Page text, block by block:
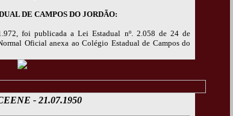
DE CAMPOS DO JORDÃO:
foi publicada a Lei Estadual nº. 2.058 de 24 de
Oficial anexa ao Colégio Estadual de Campos do
- 21.07.1950